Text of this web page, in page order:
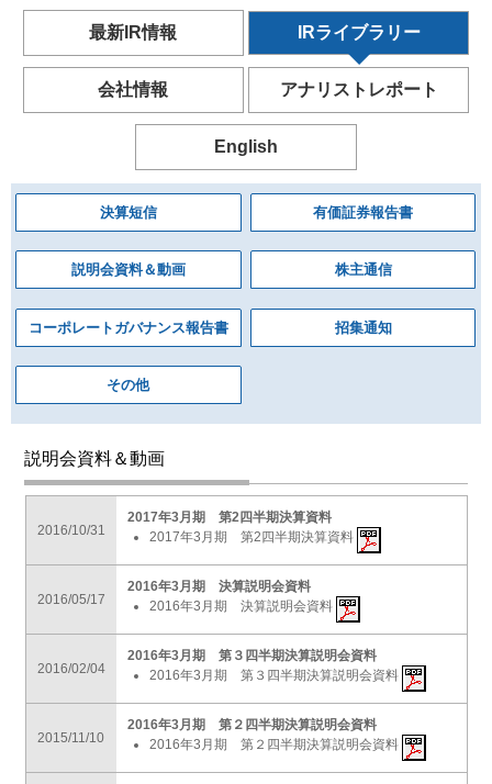
最新IR情報 IRライブラリー
会社情報 アナリストレポート
English
決算短信 有価証券報告書
説明会資料＆動画 株主通信
コーポレートガバナンス報告書 招集通知
その他
説明会資料＆動画
2016/10/31
2017年3月期 第2四半期決算資料
2017年3月期 第2四半期決算資料
2016/05/17
2016年3月期 決算説明会資料
2016年3月期 決算説明会資料
2016/02/04
2016年3月期 第３四半期決算説明会資料
2016年3月期 第３四半期決算説明会資料
2015/11/10
2016年3月期 第２四半期決算説明会資料
2016年3月期 第２四半期決算説明会資料